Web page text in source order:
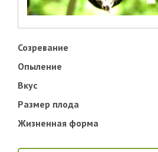
Созревание
Опыление
Вкус
Размер плода
Жизненная форма